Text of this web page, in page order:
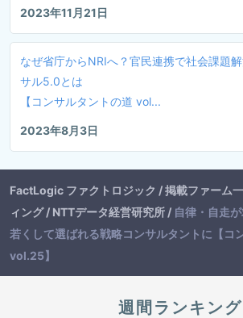
2023年11月21日
なぜ省庁からNRIへ？官民連携で社会課題
サル5.0とは
【コンサルタントの道 vol...
2023年8月3日
FactLogic ファクトロジック /掲載ファーム
ィング/ NTTデータ経営研究所 / 自律・自走
若くして選ばれる戦略コンサルタントに【コ
vol.25】
週間ランキング